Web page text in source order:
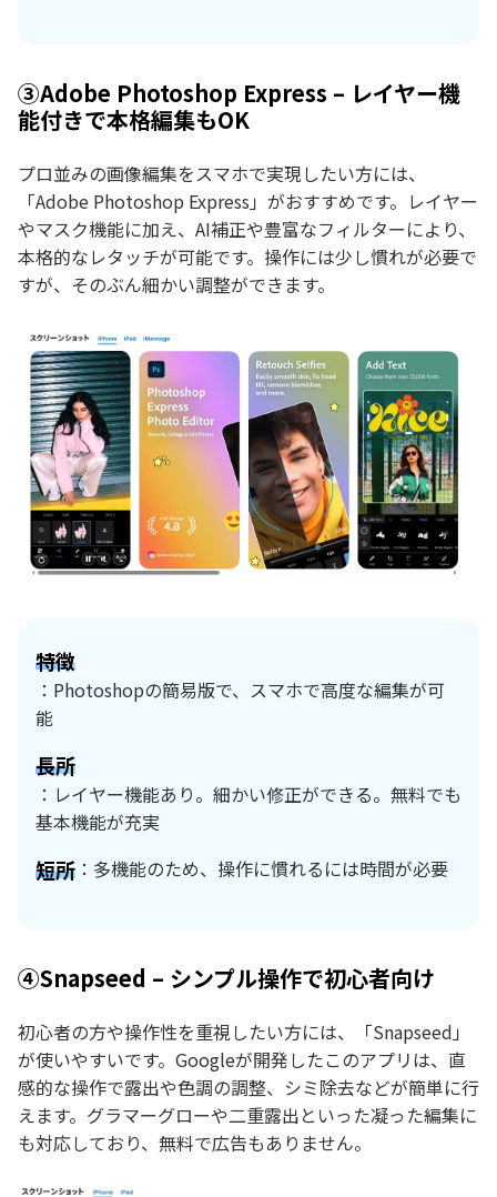
③Adobe Photoshop Express – レイヤー機
能付きで本格編集もOK
プロ並みの画像編集をスマホで実現したい方には、
「Adobe Photoshop Express」がおすすめです。レイヤー
やマスク機能に加え、AI補正や豊富なフィルターにより、
本格的なレタッチが可能です。操作には少し慣れが必要で
すが、そのぶん細かい調整ができます。
特徴
：Photoshopの簡易版で、スマホで高度な編集が可
能
長所
：レイヤー機能あり。細かい修正ができる。無料でも
基本機能が充実
短所 ：多機能のため、操作に慣れるには時間が必要
④Snapseed – シンプル操作で初心者向け
初心者の方や操作性を重視したい方には、「Snapseed」
が使いやすいです。Googleが開発したこのアプリは、直
感的な操作で露出や色調の調整、シミ除去などが簡単に行
えます。グラマーグローや二重露出といった凝った編集に
も対応しており、無料で広告もありません。